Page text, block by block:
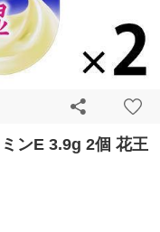
ンE 3.9g 2個 花王